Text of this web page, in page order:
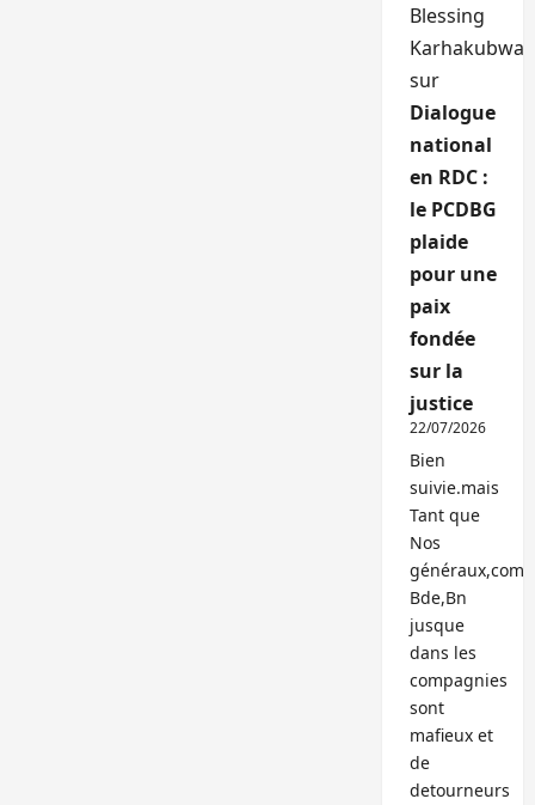
Blessing
Karhakubwa
sur
Dialogue
national
en RDC :
le PCDBG
plaide
pour une
paix
fondée
sur la
justice
22/07/2026
Bien
suivie.mais
Tant que
Nos
généraux,com
Bde,Bn
jusque
dans les
compagnies
sont
mafieux et
de
detourneurs